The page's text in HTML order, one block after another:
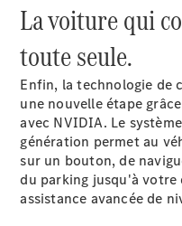
véhicule
neuf en
stock
Configurez
votre
véhicule
Breaks/Shooting
La voiture qui
toute seule.
Enfin, la technologie de
une nouvelle étape
avec NVIDIA. Le
génération permet au
sur un bouton, de
du parking jusqu'à
assistance avancée de